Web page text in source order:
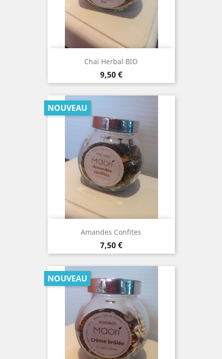
Chai Herbal BIO
Prix
9,50 €
Amandes Confites
Prix
7,50 €
NOUVEAU
NOUVEAU